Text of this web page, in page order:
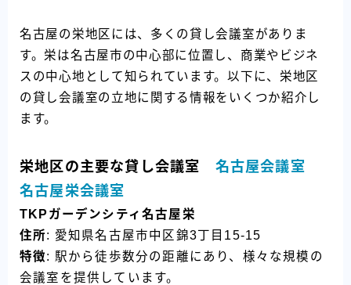
名古屋の栄地区には、多くの貸し会議室がありま
す。栄は名古屋市の中心部に位置し、商業やビジネ
スの中心地として知られています。以下に、栄地区
の貸し会議室の立地に関する情報をいくつか紹介し
ます。
栄地区の主要な貸し会議室 名古屋会議室
名古屋栄会議室
TKPガーデンシティ名古屋栄
住所: 愛知県名古屋市中区錦3丁目15-15
特徴: 駅から徒歩数分の距離にあり、様々な規模の
会議室を提供しています。